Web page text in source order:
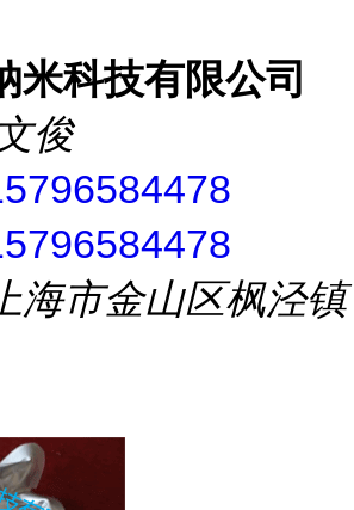
米科技有限公司
俊
海市金山区枫泾镇